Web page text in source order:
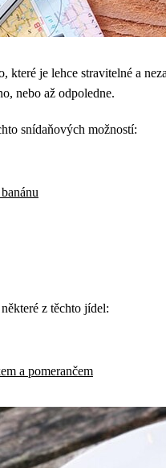
které je lehce stravitelné a
nebo až odpoledne.
snídaňových možností:
z těchto jídel:
a pomerančem